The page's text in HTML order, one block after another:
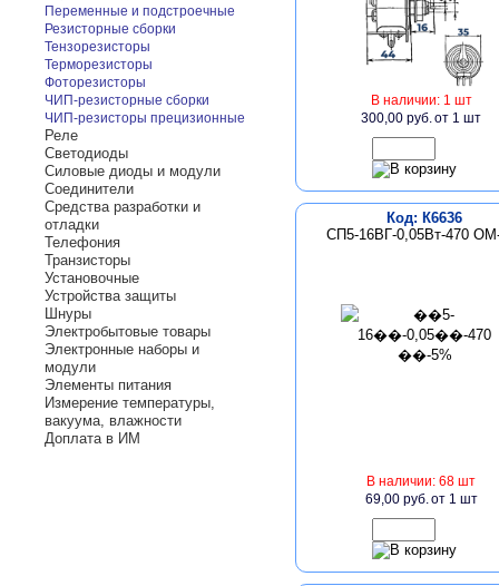
Переменные и подстроечные
Резисторные сборки
Тензорезисторы
Терморезисторы
Фоторезисторы
ЧИП-резисторные сборки
ЧИП-резисторы прецизионные
Реле
Светодиоды
Силовые диоды и модули
Соединители
Средства разработки и
отладки
Телефония
Транзисторы
Установочные
Устройства защиты
Шнуры
Электробытовые товары
Электронные наборы и
модули
Элементы питания
Измерение температуры,
вакуума, влажности
Доплата в ИМ
В наличии: 1 шт
300,00 руб.от 1 шт
Код: К6636
СП5-16ВГ-0,05Вт-470
В наличии: 68 шт
69,00 руб.от 1 шт